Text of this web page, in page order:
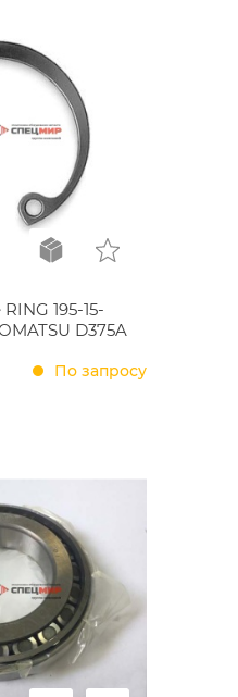
195-15-
D375A
По запросу